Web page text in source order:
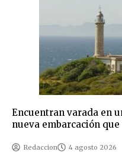
Encuentran varada en
nueva embarcación
Redaccion 4 agosto 2026